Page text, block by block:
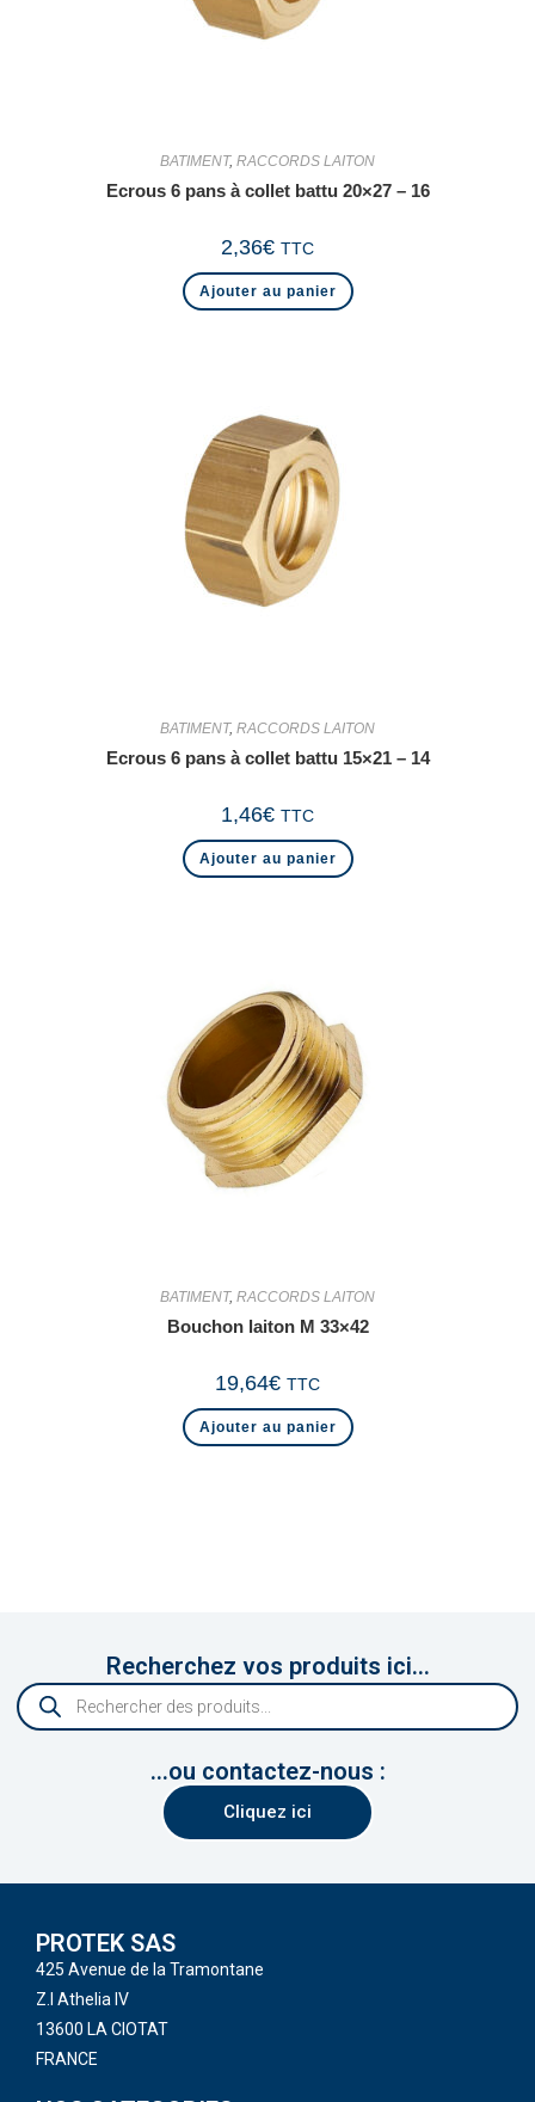
BATIMENT, RACCORDS LAITON
Ecrous 6 pans à collet battu 20×27 – 16
2,36€ TTC
Ajouter au panier
BATIMENT, RACCORDS LAITON
Ecrous 6 pans à collet battu 15×21 – 14
1,46€ TTC
Ajouter au panier
BATIMENT, RACCORDS LAITON
Bouchon laiton M 33×42
19,64€ TTC
Ajouter au panier
Recherchez vos produits ici...
...ou contactez-nous :
Cliquez ici
PROTEK SAS
425 Avenue de la Tramontane
Z.I Athelia IV
13600 LA CIOTAT
FRANCE